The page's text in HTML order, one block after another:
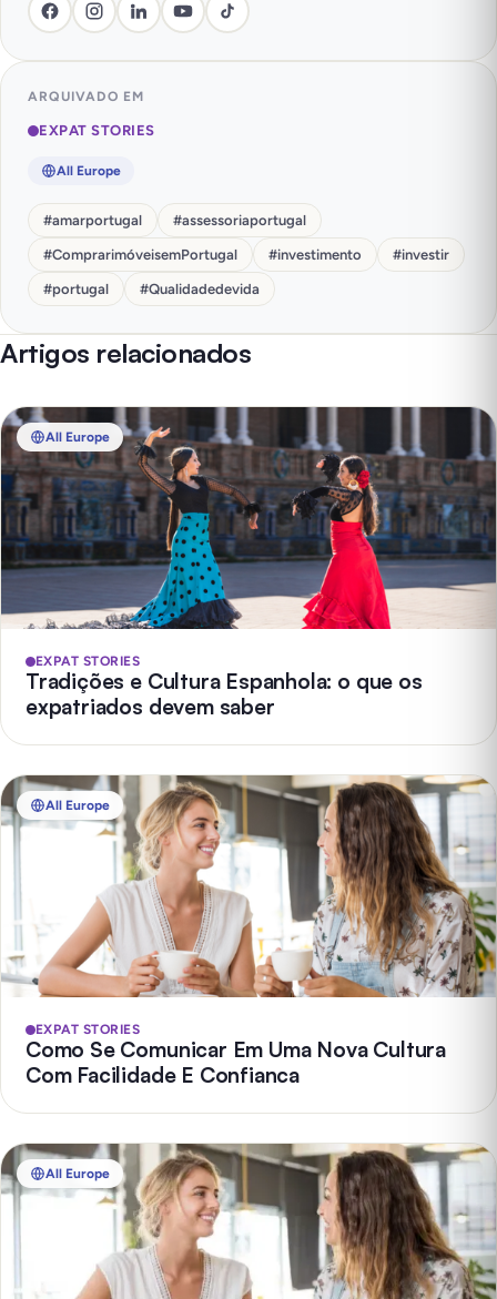
ARQUIVADO EM
EXPAT STORIES
All Europe
#amarportugal #assessoriaportugal
#ComprarimóveisemPortugal #investimento #investir
#portugal #Qualidadedevida
Artigos relacionados
All Europe
EXPAT STORIES
Tradições e Cultura Espanhola: o que os
expatriados devem saber
All Europe
EXPAT STORIES
Como Se Comunicar Em Uma Nova Cultura
Com Facilidade E Confianca
All Europe